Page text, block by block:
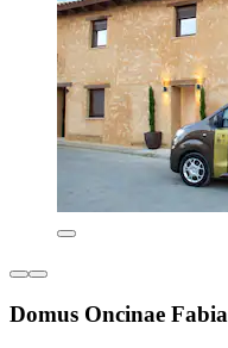
Domus Oncinae Fabia